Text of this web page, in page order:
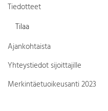
Tiedotteet
Tilaa
Ajankohtaista
Yhteystiedot sijoittajille
Merkintäetuoikeusanti 2023